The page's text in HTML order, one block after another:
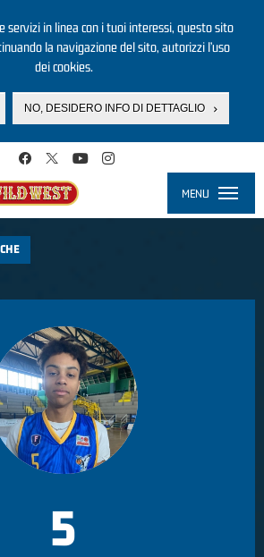
servizi in linea con i tuoi interessi, questo sito
la navigazione del sito, autorizzi l’uso
dei cookies.
NO, DESIDERO INFO DI DETTAGLIO
MENU
5